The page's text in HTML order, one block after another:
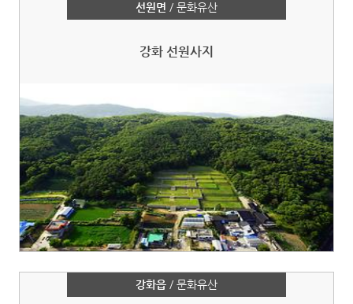
선원면 / 문화유산
강화 선원사지
강화읍/ 문화유산